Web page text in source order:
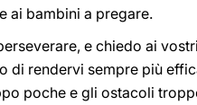
ai bambini a pregare.
e chiedo ai
di rendervi sempre più
poche e gli ostacoli